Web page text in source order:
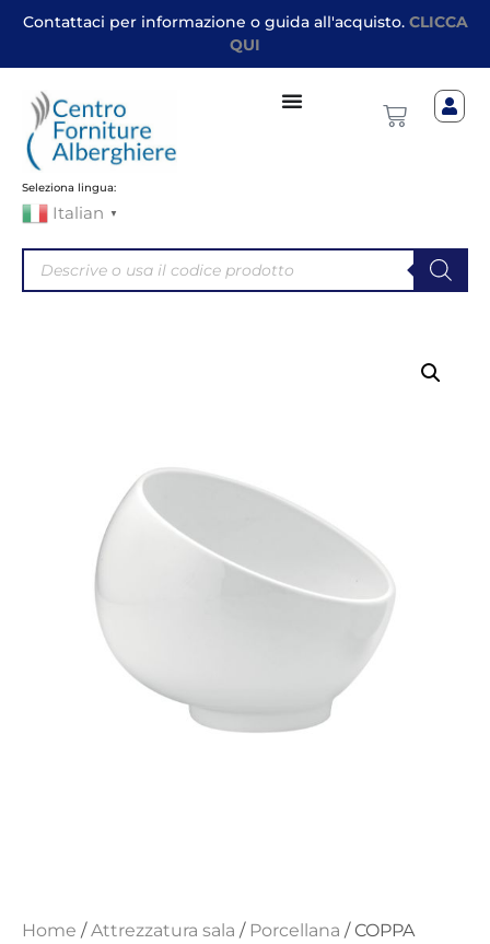
Contattaci per informazione o guida all'acquisto. CLICCA
QUI
Seleziona lingua:
Italian ▼
Home /Attrezzatura sala / Porcellana / COPPA